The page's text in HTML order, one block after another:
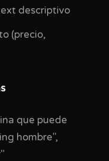
descriptivo
(precio,
que puede
hombre",